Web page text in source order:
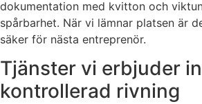
dokumentation med kvitton och
spårbarhet. När vi lämnar platsen är
säker för nästa entreprenör.
Tjänster vi erbjuder
kontrollerad rivning